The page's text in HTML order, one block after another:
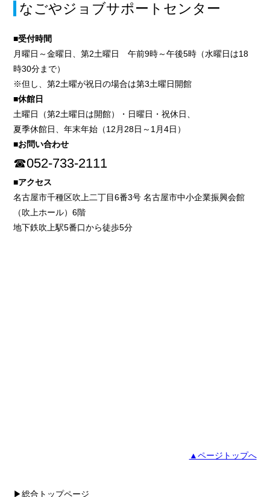
なごやジョブサポートセンター
■受付時間
月曜日～金曜日、第2土曜日 午前9時～午後5時（水曜日は18
時30分まで）
※但し、第2土曜が祝日の場合は第3土曜日開館
■休館日
土曜日（第2土曜日は開館）・日曜日・祝休日、
夏季休館日、年末年始（12月28日～1月4日）
■お問い合わせ
☎052-733-2111
■アクセス
名古屋市千種区吹上二丁目6番3号 名古屋市中小企業振興会館
（吹上ホール）6階
地下鉄吹上駅5番口から徒歩5分
▲ページトップへ
▶総合トップページ